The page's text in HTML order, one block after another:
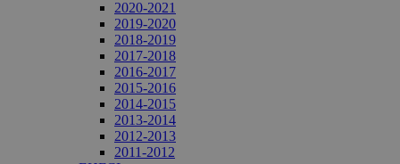
2020-2021
2019-2020
2018-2019
2017-2018
2016-2017
2015-2016
2014-2015
2013-2014
2012-2013
2011-2012